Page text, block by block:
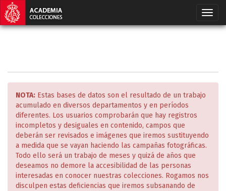
NOTA: Estas bases de datos son el resultado de un trabajo
acumulado en diversos departamentos y en períodos
diferentes. Los usuarios comprobarán que hay registros
incompletos y desiguales en contenido, campos que
deberán ser revisados e imágenes que iremos sustituyendo
a medida que se vayan haciendo las campañas fotográficas.
Todo ello será un trabajo de meses y quizá de años que
deseamos no demore la accesibilidad de las personas
interesadas en conocer nuestras colecciones. Rogamos nos
disculpen estas deficiencias que iremos subsanando de